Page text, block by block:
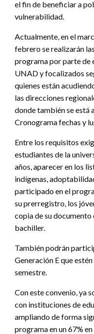
el fin de beneficiar a
vulnerabilidad.
Actualmente, en el
febrero se realizarán
programa por parte de
UNAD y focalizados
quienes están
las direcciones
donde también se está
Cronograma fechas y
Entre los requisitos
estudiantes de la
años, aparecer en los
indígenas,
participado en el
su prerregistro, los
copia de su
bachiller.
También podrán
Generación E que
semestre.
Con este convenio, ya
con instituciones de
ampliando de forma
programa en un 67%